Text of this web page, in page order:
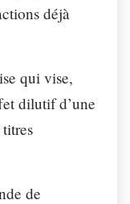
déjà
qui vise,
dilutif d’une
de